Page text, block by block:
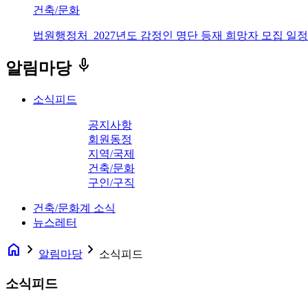
건축/문화
법원행정처_2027년도 감정인 명단 등재 희망자 모집 일
알림마당 keyboard_voice
소식피드
공지사항
회원동정
지역/국제
건축/문화
구인/구직
건축/문화계 소식
뉴스레터
home navigate_next 알림마당 navigate_next 소식피드
소식피드